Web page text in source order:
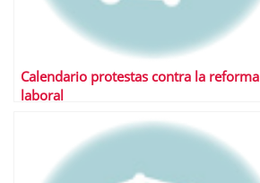
Calendario protestas contra la reforma
laboral